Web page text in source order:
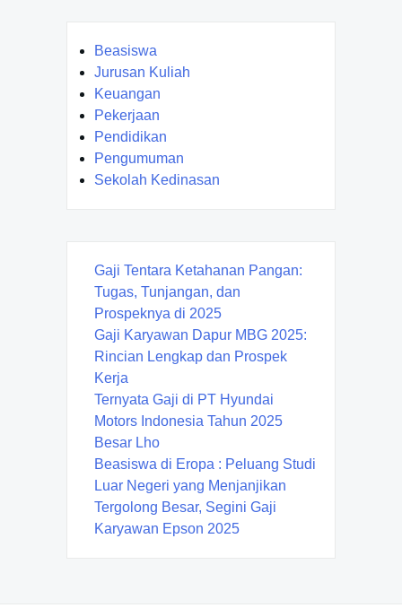
Beasiswa
Jurusan Kuliah
Keuangan
Pekerjaan
Pendidikan
Pengumuman
Sekolah Kedinasan
Gaji Tentara Ketahanan Pangan:
Tugas, Tunjangan, dan
Prospeknya di 2025
Gaji Karyawan Dapur MBG 2025:
Rincian Lengkap dan Prospek
Kerja
Ternyata Gaji di PT Hyundai
Motors Indonesia Tahun 2025
Besar Lho
Beasiswa di Eropa : Peluang Studi
Luar Negeri yang Menjanjikan
Tergolong Besar, Segini Gaji
Karyawan Epson 2025